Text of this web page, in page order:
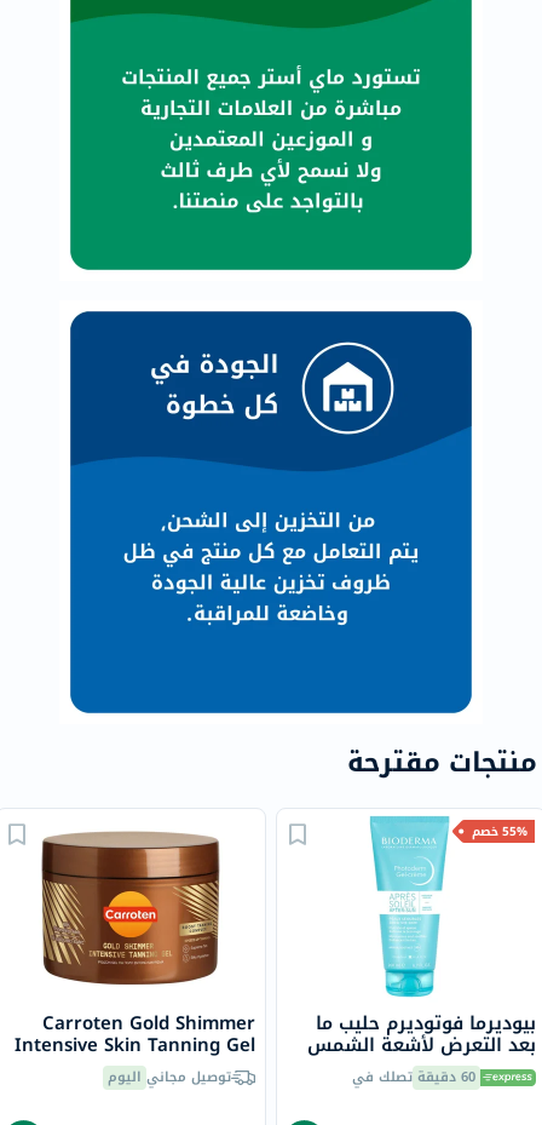
منتجات مقترحة
55% خصم
بيوديرما فوتوديرم حليب ما
بعد التعرض لأشعة الشمس
المهدئ والمعزز للتسمير 200
مل 60 دقيقة تصلك في
Carroten Gold Shimmer
Intensive Skin Tanning Gel
150mlتوصيل مجاني اليوم